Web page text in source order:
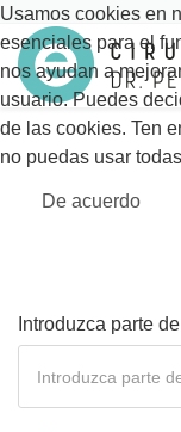
Introduzca parte
Usamos cookies en
esenciales para el
nos ayudan a
usuario. Puedes
de las cookies. Ten
no puedas usar
De acuerdo